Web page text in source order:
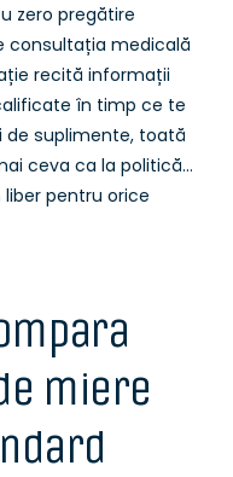
zero pregătire
consultația medicală
recită informații
în timp ce te
suplimente, toată
ceva ca la politică…
pentru orice
miere